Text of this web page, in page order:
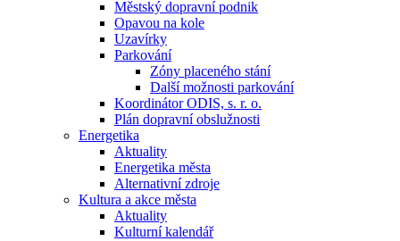
Městský dopravní podnik
Opavou na kole
Uzavírky
Parkování
Zóny placeného stání
Další možnosti parkování
Koordinátor ODIS, s. r. o.
Plán dopravní obslužnosti
Energetika
Aktuality
Energetika města
Alternativní zdroje
Kultura a akce města
Aktuality
Kulturní kalendář